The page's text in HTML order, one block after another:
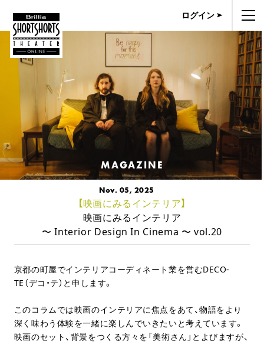
ログイン
MAGAZINE
Nov. 05, 2025
【映画にみるインテリア】
映画にみるインテリア
〜 Interior Design In Cinema 〜 vol.20
京都の町屋でインテリアコーディネート業を営むDECO-
TE（デコ・テ）と申します。
このコラムでは映画のインテリアに焦点をあて、物語をより
深く味わう体験を一緒に楽しんでいきたいと考えています。
映画のセット、背景をつくる方々を「美術さん」とよびますが、